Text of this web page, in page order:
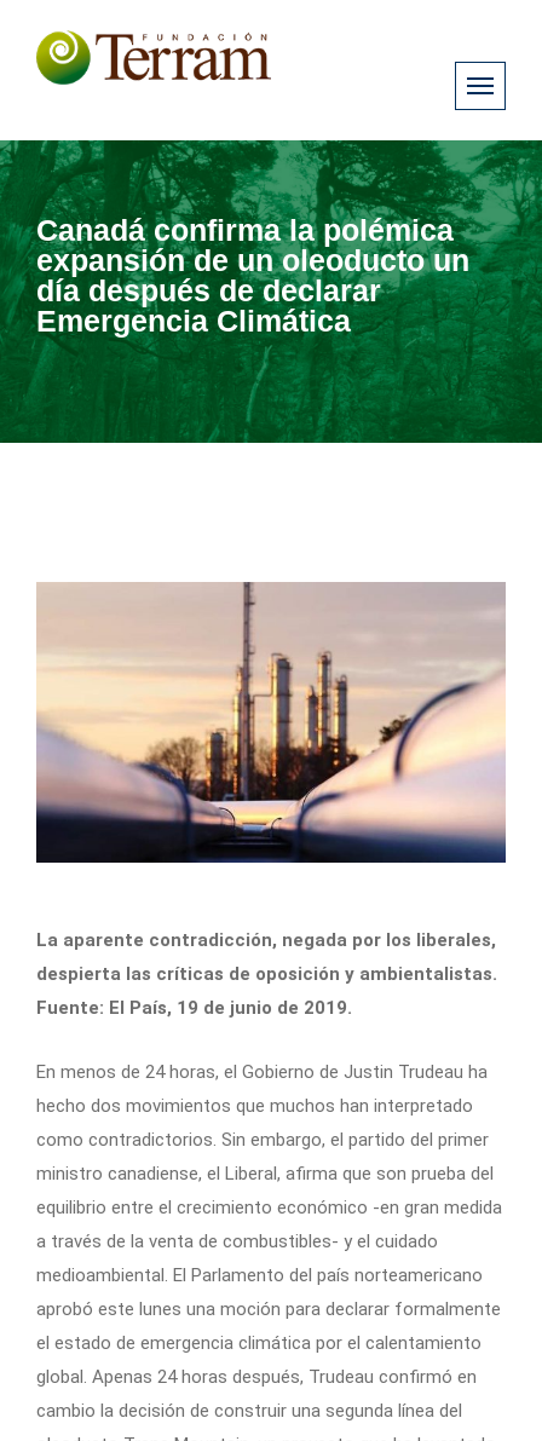
Canadá confirma la polémica
expansión de un oleoducto un
día después de declarar
Emergencia Climática
La aparente contradicción, negada por los liberales,
despierta las críticas de oposición y ambientalistas.
Fuente: El País, 19 de junio de 2019.
En menos de 24 horas, el Gobierno de Justin Trudeau ha
hecho dos movimientos que muchos han interpretado
como contradictorios. Sin embargo, el partido del primer
ministro canadiense, el Liberal, afirma que son prueba del
equilibrio entre el crecimiento económico -en gran medida
a través de la venta de combustibles- y el cuidado
medioambiental. El Parlamento del país norteamericano
aprobó este lunes una moción para declarar formalmente
el estado de emergencia climática por el calentamiento
global. Apenas 24 horas después, Trudeau confirmó en
cambio la decisión de construir una segunda línea del